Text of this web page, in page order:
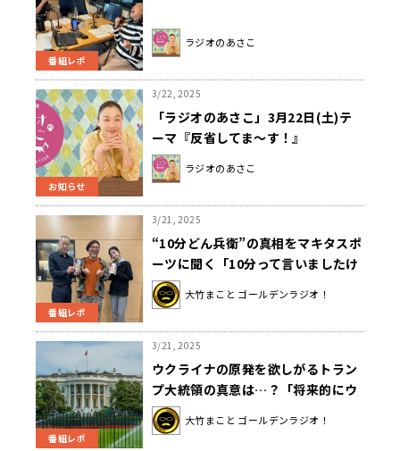
番組レポ
ラジオのあさこ
お知らせ
3/22, 2025
「ラジオのあさこ」3月22日(土)テ
ーマ『反省してま〜す！』
ラジオのあさこ
番組レポ
3/21, 2025
“10分どん兵衛”の真相をマキタスポ
ーツに聞く「10分って言いましたけ
ど本当は…」
大竹まこと ゴールデンラジオ！
番組レポ
3/21, 2025
ウクライナの原発を欲しがるトラン
プ大統領の真意は…？「将来的にウ
クライナの資源を採掘とか加工する
場合の電力の当てにしている」
大竹まこと ゴールデンラジオ！